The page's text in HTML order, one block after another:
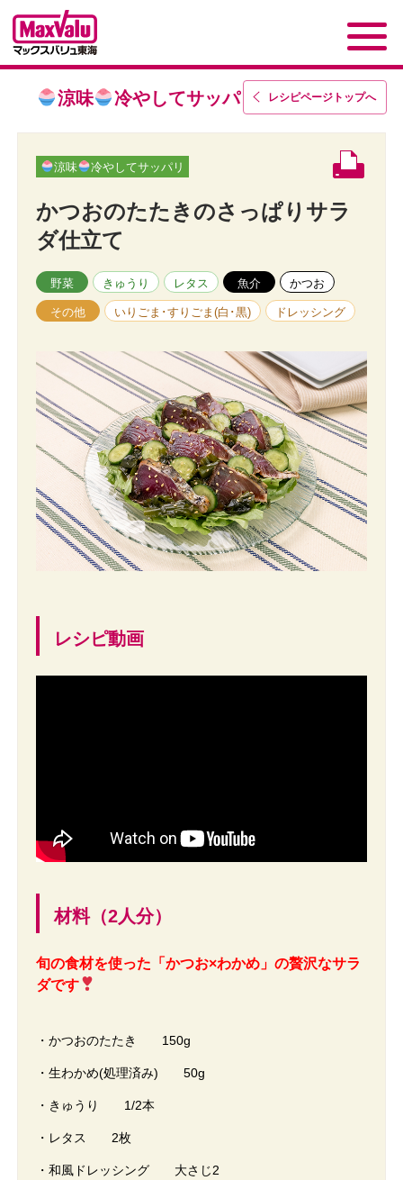
レシピページトップへ
涼味 冷やしてサッパリ
涼味 冷やしてサッパリ
かつおのたたきのさっぱりサラ
ダ仕立て
野菜 きゅうり レタス 魚介 かつお
その他 いりごま･すりごま(白･黒) ドレッシング
レシピ動画
材料（2人分）
旬の食材を使った「かつお×わかめ」の贅沢なサラ
ダです
・かつおのたたき 150g
・生わかめ(処理済み) 50g
・きゅうり 1/2本
・レタス 2枚
・和風ドレッシング 大さじ2